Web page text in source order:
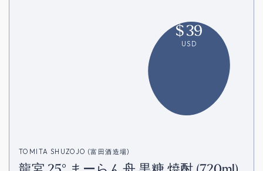
$39
USD
TOMITA SHUZOJO (富田酒造場)